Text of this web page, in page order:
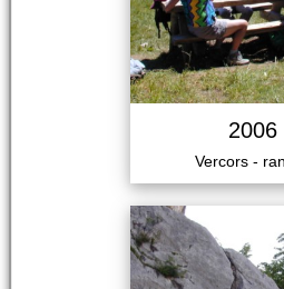
2006
Vercors -